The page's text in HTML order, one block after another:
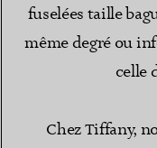
fuselées taille
même degré ou
celle
Chez Tiffany,